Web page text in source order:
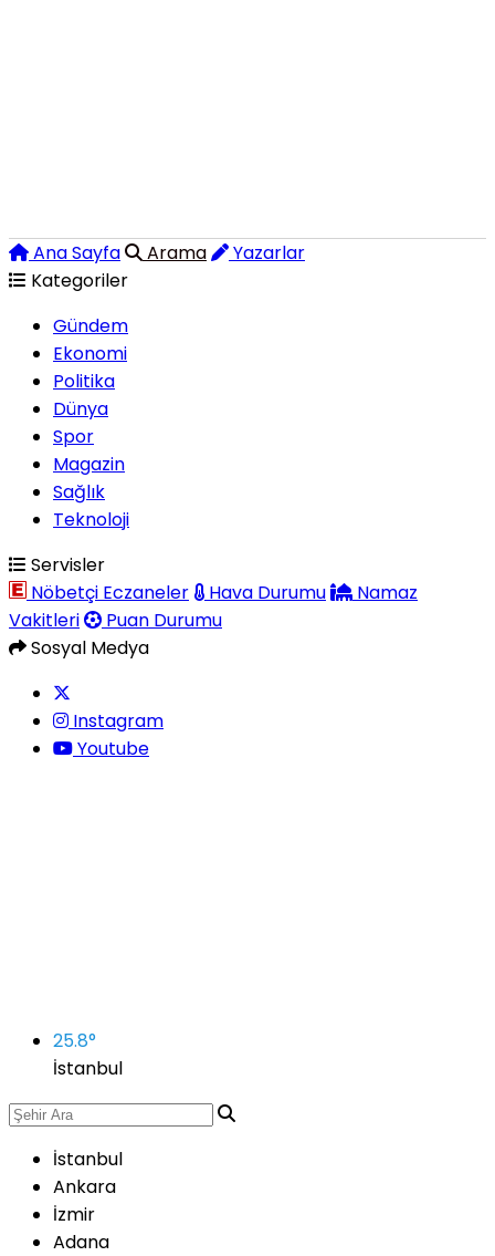
Ana Sayfa Arama
Yazarlar
Kategoriler
Gündem
Ekonomi
Politika
Dünya
Spor
Magazin
Sağlık
Teknoloji
Servisler
Nöbetçi Eczaneler
Hava Durumu
Namaz
Vakitleri
Puan Durumu
Sosyal Medya
Instagram
Youtube
25.8°
İstanbul
İstanbul
Ankara
İzmir
Adana